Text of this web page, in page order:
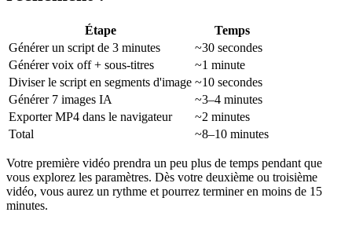
Étape
Temps
Générer un script de 3 minutes
~30 secondes
Générer voix off + sous-titres
~1 minute
Diviser le script en segments d'image ~10 secondes
Générer 7 images IA
~3–4 minutes
Exporter MP4 dans le navigateur
~2 minutes
Total
~8–10 minutes
Votre première vidéo prendra un peu plus de temps pendant que
vous explorez les paramètres. Dès votre deuxième ou troisième
vidéo, vous aurez un rythme et pourrez terminer en moins de 15
minutes.